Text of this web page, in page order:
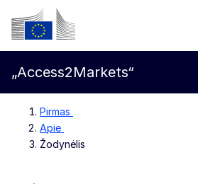
Pereiti prie pagrindinio turinio
Europos Komisija
„Access2Markets“
Pirmas
Apie
Žodynėlis